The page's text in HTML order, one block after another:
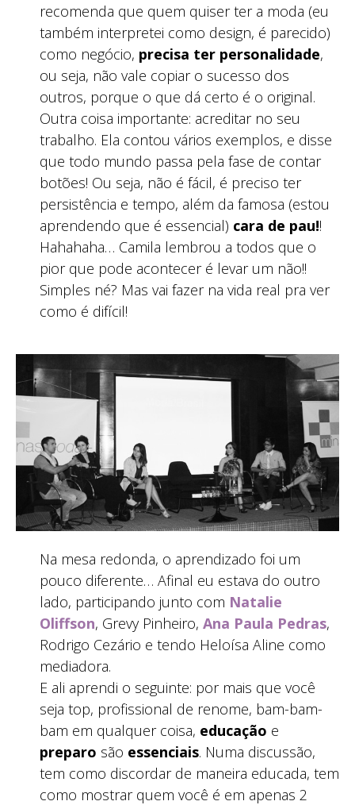
recomenda que quem quiser ter a moda (eu
também interpretei como design, é parecido)
como negócio, precisa ter personalidade,
ou seja, não vale copiar o sucesso dos
outros, porque o que dá certo é o original.
Outra coisa importante: acreditar no seu
trabalho. Ela contou vários exemplos, e disse
que todo mundo passa pela fase de contar
botões! Ou seja, não é fácil, é preciso ter
persistência e tempo, além da famosa (estou
aprendendo que é essencial) cara de pau!!
Hahahaha… Camila lembrou a todos que o
pior que pode acontecer é levar um não!!
Simples né? Mas vai fazer na vida real pra ver
como é difícil!
Na mesa redonda, o aprendizado foi um
pouco diferente… Afinal eu estava do outro
lado, participando junto com Natalie
Oliffson, Grevy Pinheiro, Ana Paula Pedras,
Rodrigo Cezário e tendo Heloísa Aline como
mediadora.
E ali aprendi o seguinte: por mais que você
seja top, profissional de renome, bam-bam-
bam em qualquer coisa, educação e
preparo são essenciais. Numa discussão,
tem como discordar de maneira educada, tem
como mostrar quem você é em apenas 2